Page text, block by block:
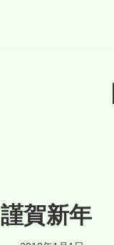
謹賀新年